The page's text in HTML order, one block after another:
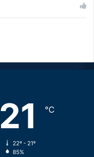
21 ℃
22º - 21º
85%